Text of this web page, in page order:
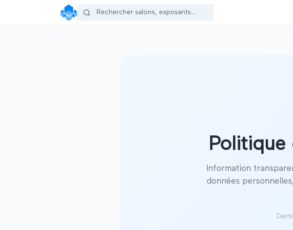
Information
données